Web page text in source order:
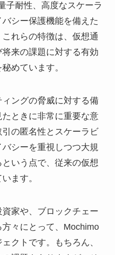
子耐性、高度なスケーラ
シー保護機能を備えた
れらの特徴は、仮想通
来の課題に対する有効
めています。
ングの脅威に対する備
ときに非常に重要な意
の匿名性とスケーラビ
シーを重視しつつ大規
いう点で、従来の仮想
ます。
家や、ブロックチェー
々にとって、Mochimo
クトです。もちろん、